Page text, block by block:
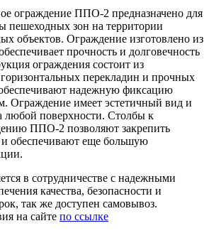
ограждение ППО-2 предназначено для
пешеходных зон на территории
объектов. Ограждение изготовлено из
прочность и долговечность
ограждения состоит из
перекладин и прочных
надежную фиксацию
Ограждение имеет эстетичный вид и
любой поверхности. Столбы к
ППО-2 позволяют закрепить
и обеспечивают еще большую
в сотрудничестве с надежными
качества, безопасности и
так же доступен самовывоз.
на сайте по ссылке